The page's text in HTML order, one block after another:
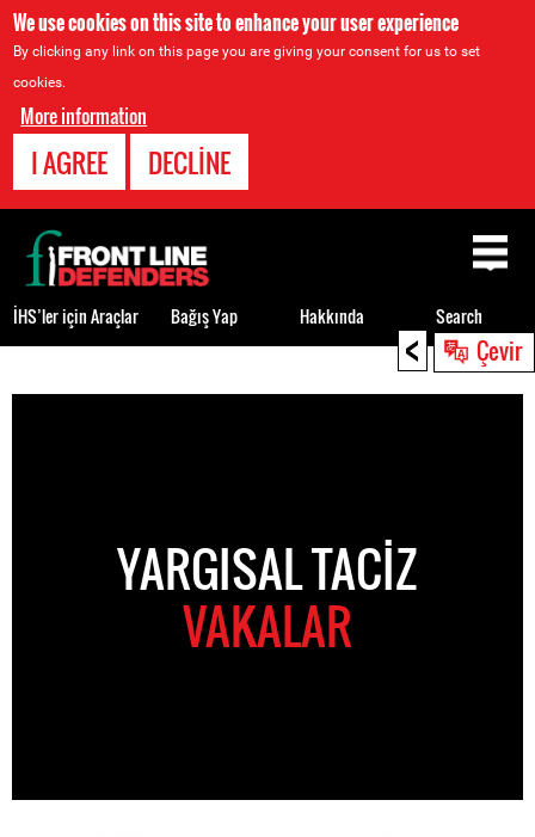
We use cookies on this site to enhance your user experience
By clicking any link on this page you are giving your consent for us to set
cookies.
More information
I AGREE DECLINE
< Çevir
to
YARGISAL TACIZ
VAKALAR
Back
to
top
İHS’ler için Araçlar Bağış Yap Hakkında Search